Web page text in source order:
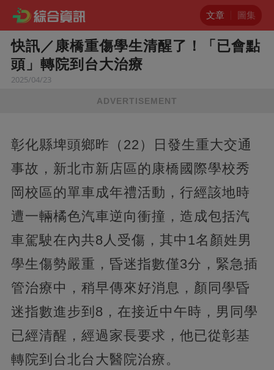
文章 圖集
快訊／康橋重傷學生清醒了！「已會點
頭」轉院到台大治療
2025/04/23
ADVERTISEMENT
彰化縣埤頭鄉昨（22）日發生重大交通
事故，新北市新店區的康橋國際學校秀
岡校區的單車成年禮活動，行經該地時
遭一輛橘色汽車逆向衝撞，造成包括汽
車駕駛在內共8人受傷，其中1名顏姓男
學生傷勢嚴重，昏迷指數僅3分，緊急插
管治療中，稍早傳來好消息，顏同學昏
迷指數進步到8，在接近中午時，男同學
已經清醒，經過家長要求，他已從彰基
轉院到台北台大醫院治療。